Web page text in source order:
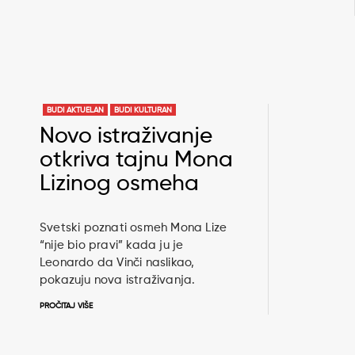
BUDI AKTUELAN BUDI KULTURAN
Novo istraživanje
otkriva tajnu Mona
Lizinog osmeha
Svetski poznati osmeh Mona Lize
“nije bio pravi” kada ju je
Leonardo da Vinči naslikao,
pokazuju nova istraživanja.
PROČITAJ VIŠE